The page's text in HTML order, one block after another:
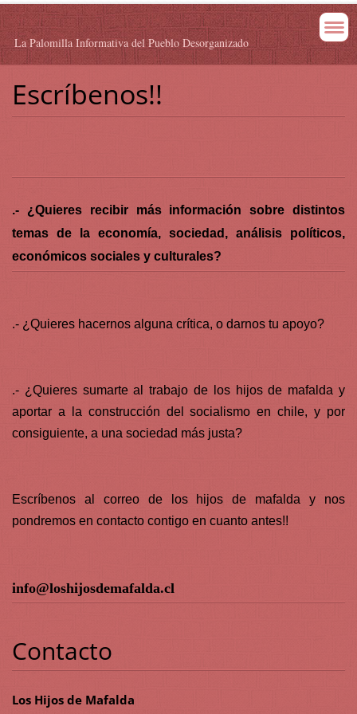
La Palomilla Informativa del Pueblo Desorganizado
Escríbenos!!
.- ¿Quieres recibir más información sobre distintos
temas de la economía, sociedad, análisis políticos,
económicos sociales y culturales?
.- ¿Quieres hacernos alguna crítica, o darnos tu apoyo?
.- ¿Quieres sumarte al trabajo de los hijos de mafalda y
aportar a la construcción del socialismo en chile, y por
consiguiente, a una sociedad más justa?
Escríbenos al correo de los hijos de mafalda y nos
pondremos en contacto contigo en cuanto antes!!
info@loshijosdemafalda.cl
Contacto
Los Hijos de Mafalda